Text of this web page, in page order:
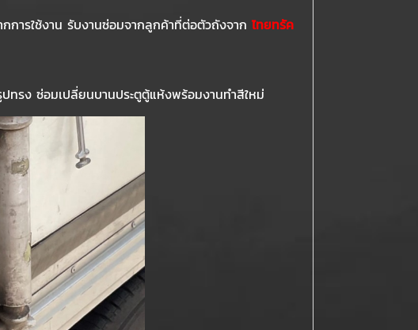
การใช้งาน รับงานซ่อมจากลูกค้าที่ต่อตัวถังจาก ไทยทรัค
รง ซ่อมเปลี่ยนบานประตูตู้แห้งพร้อมงานทำสีใหม่